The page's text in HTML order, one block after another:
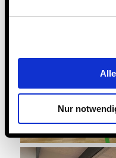
Nur